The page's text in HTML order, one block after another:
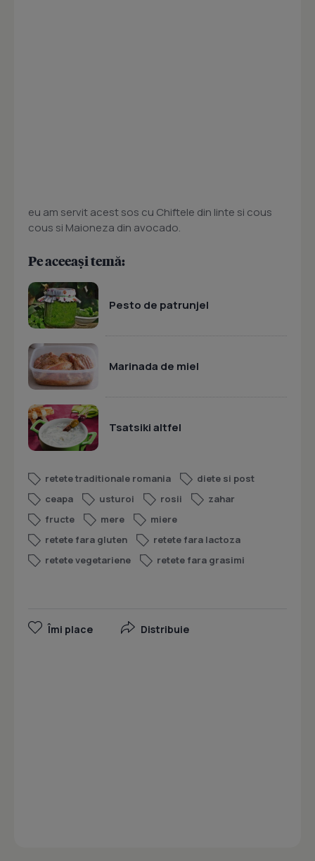
eu am servit acest sos cu Chiftele din linte si cous
cous si Maioneza din avocado.
Pe aceeași temă:
Pesto de patrunjel
Marinada de miel
Tsatsiki altfel
retete traditionale romania
diete si post
ceapa
usturoi rosii
zahar
fructe
mere
miere
retete fara gluten
retete fara lactoza
retete vegetariene
retete fara grasimi
Îmi place Distribuie